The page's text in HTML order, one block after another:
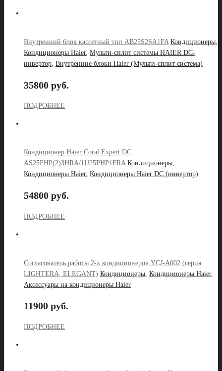
Внутренний блок кассетный тип AB25S2SA1FA Кондиционеры,
Кондиционеры Haier, Мульти-сплит системы HAIER DC-
инвертор, Внутренние блоки Haier (Мульти-сплит система)
35800 руб.
ПОДРОБНЕЕ
Кондиционер Haier Coral Expert DC
AS25PHP(2)3HRA/1U25PHP1FRA Кондиционеры,
Кондиционеры Haier, Кондиционеры Haier DC (инвертор)
54800 руб.
ПОДРОБНЕЕ
Согласователь работы 2-х кондиционеров.YCJ-A002 (серия
LIGHTERA, ELEGANT) Кондиционеры Кондиционеры Haier,
Аксессуары на кондиционеры Haier
11900 руб.
ПОДРОБНЕЕ